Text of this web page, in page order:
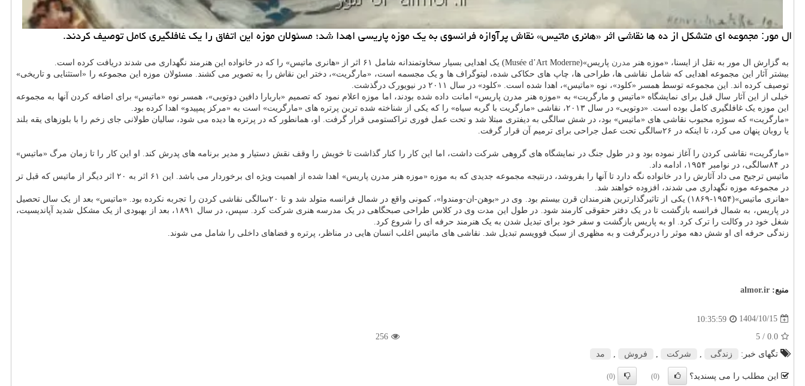
ال مور: مجموعه ای متشکل از ده ها نقاشی اثر «هانری ماتیس» نقاش پرآوازه فرانسوی به یک موزه پاریسی اهدا شد؛ مسئولان موزه این اتفاق را یک غافلگیری کامل توصیف کردند.
به گزارش ال مور به نقل از ایسنا، «موزه هنر مدرن پاریس»(Musée d’Art Moderne) یک اهدایی بسیار سخاوتمندانه شامل ۶۱ اثر از «هانری ماتیس» را که در خانواده این هنرمند نگهداری می شدند دریافت کرده است.
بیشتر آثار این مجموعه اهدایی که شامل نقاشی ها، طراحی ها، چاپ های حکاکی شده، لیتوگراف ها و یک مجسمه است، «مارگریت»، دختر این نقاش را به تصویر می کشند. مسئولان موزه این مجموعه را «استثنایی و تاریخی»
توصیف کرده اند. این مجموعه توسط همسر «کلود»، نوه «ماتیس»، اهدا شده است. «کلود» در سال ۲۰۱۱ در نیویورک درگذشت.
خیلی از این آثار سال قبل برای نمایشگاه «ماتیس و مارگریت» به «موزه هنر مدرن پاریس» امانت داده شده بودند، اما موزه اعلام نمود که تصمیم «باربارا دافین دوتویی»، همسر نوه «ماتیس» برای اضافه کردن آنها به مجموعه
این موزه یک غافلگیری کامل بوده است. «دوتویی» در سال ۲۰۱۳، نقاشی «مارگریت با گربه سیاه» را که یکی از شناخته شده ترین پرتره های «مارگریت» است به «مرکز پمپیدو» اهدا کرده بود.
«مارگریت» که سوژه محبوب نقاشی های «ماتیس» بود، در شش سالگی به دیفتری مبتلا شد و تحت عمل فوری تراکستومی قرار گرفت. او، همانطور که در پرتره ها دیده می شود، سالیان طولانی جای زخم را با بلوزهای یقه بلند
یا روبان پنهان می کرد، تا اینکه در ۲۶سالگی تحت عمل جراحی برای ترمیم آن قرار گرفت.
«مارگریت» نقاشی کردن را آغاز نموده بود و در طول جنگ در نمایشگاه های گروهی شرکت داشت، اما این کار را کنار گذاشت تا خویش را وقف نقش دستیار و مدیر برنامه های پدرش کند. او این کار را تا زمان مرگ «ماتیس»
در ۸۴سالگی، در نوامبر ۱۹۵۴، ادامه داد.
ماتیس ترجیح می داد آثارش را در خانواده نگه دارد تا آنها را بفروشد، درنتیجه مجموعه جدیدی که به موزه «موزه هنر مدرن پاریس» اهدا شده از اهمیت ویژه ای برخوردار می باشد. این ۶۱ اثر به ۲۰ اثر دیگر از ماتیس که قبل تر
در مجموعه موزه نگهداری می شدند، افزوده خواهند شد.
«هانری ماتیس»(۱۹۵۴-۱۸۶۹) یکی از تاثیرگذارترین هنرمندان قرن بیستم بود. وی در «بوهن-ان-ومندوا»، کمونی واقع در شمال فرانسه متولد شد و تا ۲۰سالگی نقاشی کردن را تجربه نکرده بود. «ماتیس» بعد از یک سال تحصیل
در پاریس، به شمال فرانسه بازگشت تا در یک دفتر حقوقی کارمند شود. در طول این مدت وی در کلاس طراحی صبحگاهی در یک مدرسه هنری شرکت کرد. سپس، در سال ۱۸۹۱، بعد از بهبودی از یک مشکل شدید آپاندیسیت،
شغل خود در وکالت را ترک کرد. او به پاریس بازگشت و سفر خود برای تبدیل شدن به یک هنرمند حرفه ای را شروع کرد.
زندگی حرفه ای او شش دهه موثر را دربرگرفت و به مظهری از سبک فوویسم تبدیل شد. نقاشی های ماتیس اغلب انسان هایی در مناظر، پرتره و فضاهای داخلی را شامل می شوند.
منبع: almor.ir
1404/10/15
10:35:59
0.0
/ 5
256
تگهای خبر:
زندگی , شركت , فروش , مد
این مطلب را می پسندید؟ (0)
(0)